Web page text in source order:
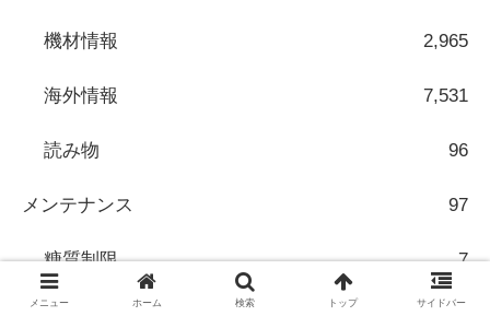
機材情報 2,965
海外情報 7,531
読み物 96
メンテナンス 97
糖質制限 7
メニュー ホーム 検索 トップ サイドバー